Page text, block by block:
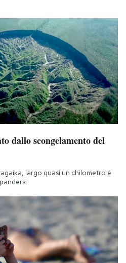
dallo scongelamento del
largo quasi un chilometro e